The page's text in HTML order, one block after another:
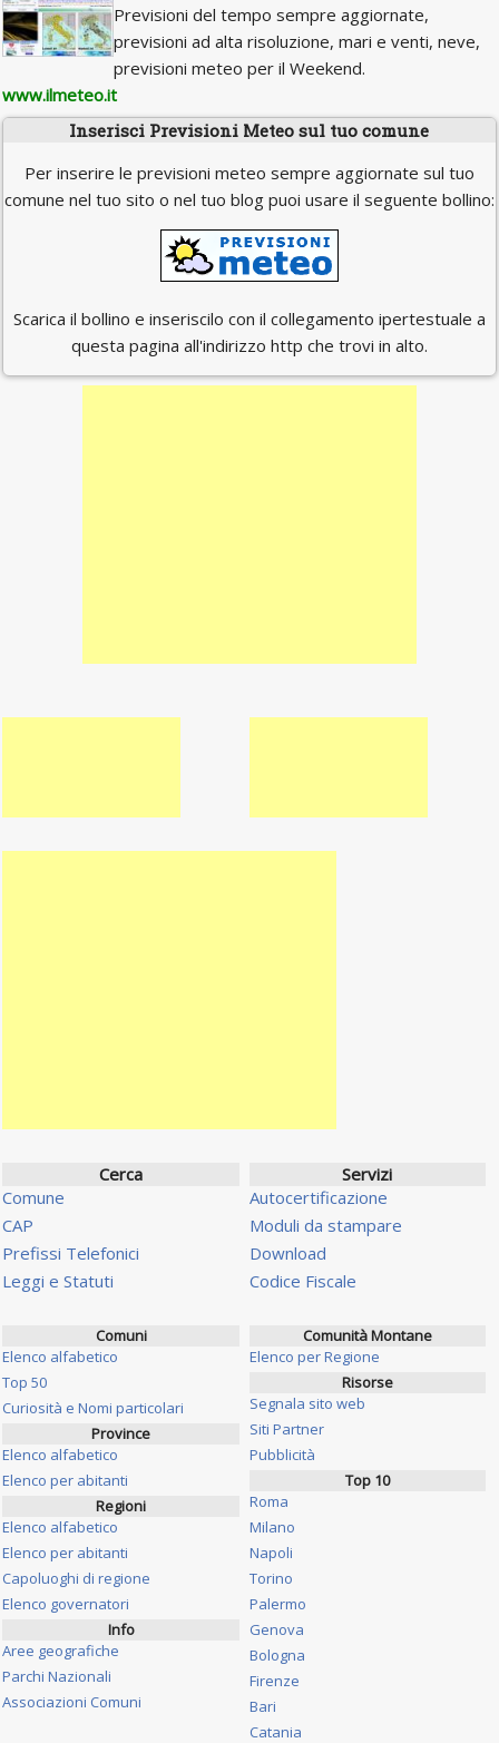
Previsioni del tempo sempre aggiornate,
previsioni ad alta risoluzione, mari e venti, neve,
previsioni meteo per il Weekend.
www.ilmeteo.it
Inserisci Previsioni Meteo sul tuo comune
Per inserire le previsioni meteo sempre aggiornate sul tuo
comune nel tuo sito o nel tuo blog puoi usare il seguente bollino:
Scarica il bollino e inseriscilo con il collegamento ipertestuale a
questa pagina all'indirizzo http che trovi in alto.
Cerca
Comune
CAP
Prefissi Telefonici
Leggi e Statuti
Servizi
Autocertificazione
Moduli da stampare
Download
Codice Fiscale
Comuni
Elenco alfabetico
Top 50
Curiosità e Nomi particolari
Province
Elenco alfabetico
Elenco per abitanti
Regioni
Elenco alfabetico
Elenco per abitanti
Capoluoghi di regione
Elenco governatori
Info
Aree geografiche
Parchi Nazionali
Associazioni Comuni
Comunità Montane
Elenco per Regione
Risorse
Segnala sito web
Siti Partner
Pubblicità
Top 10
Roma
Milano
Napoli
Torino
Palermo
Genova
Bologna
Firenze
Bari
Catania